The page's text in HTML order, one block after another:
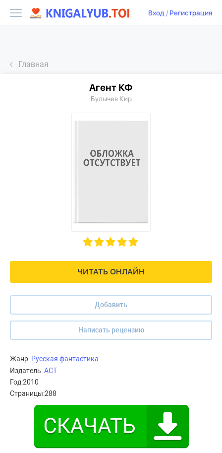
Вход/ Регистрация
Главная
ЧИТАТЬ ОНЛАЙН
Добавить
Написать рецензию
Агент КФ
Булычев Кир
Жанр: Русская фантастика
Издатель:АСТ
Год:2010
Страницы:288